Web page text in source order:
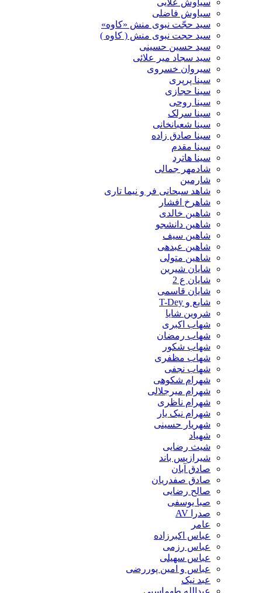
سیاوش فاضلی
سید حجّت نبوی منش «کاوه»
سید حجت نبوی منش ( کاوه )
سید حسین حسینى
سید سجاد میر علائی
سیروان خسروی
سینا پرپری
سینا حجازی
سینا روحی
سینا سرلک
سینا شعبانخانی
سینا صادق زاده
سینا مقدم
سینا هاترد
شادمهر جمالی
شارمین
شاهد سبحانی فر و نیما تاری
شاهرخ افشار
شاهین خالدی
شاهین دانشجو
شاهین سیف
شاهین عبدهی
شاهین متولی
شایان شیرین
شایان ع 2
شایان قاسمی
شایع و T-Dey
شروین شایا
شهاب اکبری
شهاب رمضان
شهاب شکور
شهاب مظفری
شهاب نجفی
شهرام شکوهی
شهرام میرجلالی
شهرام ناظری
شهرام نیک یار
شهریار حسینی
شیث رضایی
شیرازیس باند
صادق آبان
صادق صفدریان
صالح رضایی
صبا یوسفی
عباس اکبرزاده
عباس رزمی
عباس سهیلی
عباس و امین پوررضی
عبد نیک
عبدالله طهماسبی‎